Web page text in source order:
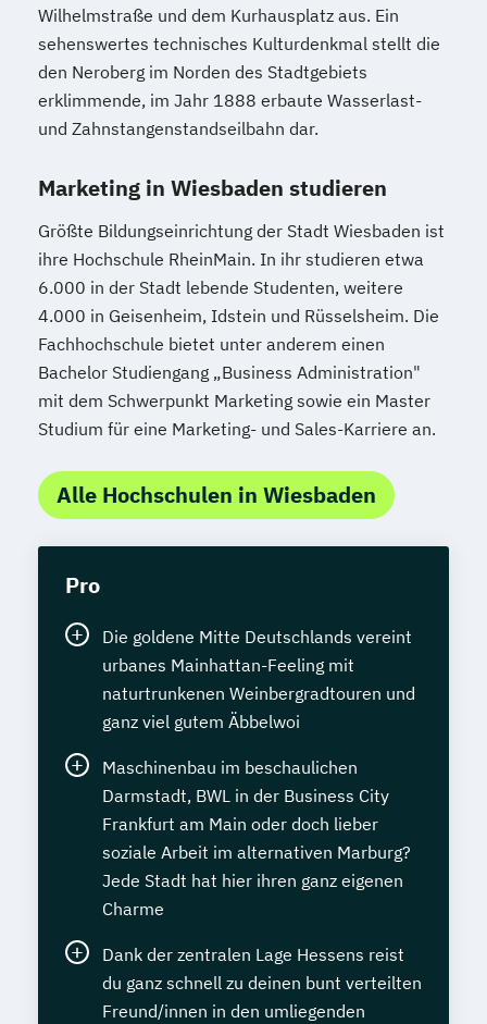
Wilhelmstraße und dem Kurhausplatz aus. Ein
sehenswertes technisches Kulturdenkmal stellt die
den Neroberg im Norden des Stadtgebiets
erklimmende, im Jahr 1888 erbaute Wasserlast-
und Zahnstangenstandseilbahn dar.
Marketing in Wiesbaden studieren
Größte Bildungseinrichtung der Stadt Wiesbaden ist
ihre Hochschule RheinMain. In ihr studieren etwa
6.000 in der Stadt lebende Studenten, weitere
4.000 in Geisenheim, Idstein und Rüsselsheim. Die
Fachhochschule bietet unter anderem einen
Bachelor Studiengang „Business Administration"
mit dem Schwerpunkt Marketing sowie ein Master
Studium für eine Marketing- und Sales-Karriere an.
Alle Hochschulen in Wiesbaden
Pro
Die goldene Mitte Deutschlands vereint
urbanes Mainhattan-Feeling mit
naturtrunkenen Weinbergradtouren und
ganz viel gutem Äbbelwoi
Maschinenbau im beschaulichen
Darmstadt, BWL in der Business City
Frankfurt am Main oder doch lieber
soziale Arbeit im alternativen Marburg?
Jede Stadt hat hier ihren ganz eigenen
Charme
Dank der zentralen Lage Hessens reist
du ganz schnell zu deinen bunt verteilten
Freund/innen in den umliegenden